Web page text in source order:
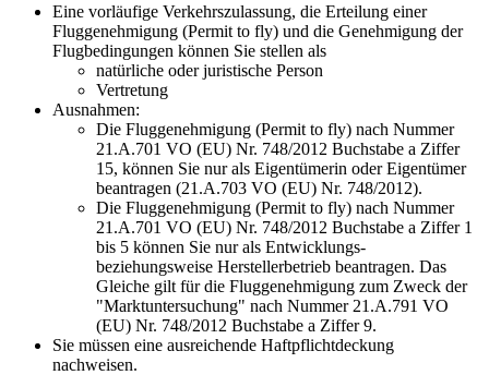
Eine vorläufige Verkehrszulassung, die Erteilung einer
Fluggenehmigung (Permit to fly) und die Genehmigung der
Flugbedingungen können Sie stellen als
natürliche oder juristische Person
Vertretung
Ausnahmen:
Die Fluggenehmigung (Permit to fly) nach Nummer
21.A.701 VO (EU) Nr. 748/2012 Buchstabe a Ziffer
15, können Sie nur als Eigentümerin oder Eigentümer
beantragen (21.A.703 VO (EU) Nr. 748/2012).
Die Fluggenehmigung (Permit to fly) nach Nummer
21.A.701 VO (EU) Nr. 748/2012 Buchstabe a Ziffer 1
bis 5 können Sie nur als Entwicklungs-
beziehungsweise Herstellerbetrieb beantragen. Das
Gleiche gilt für die Fluggenehmigung zum Zweck der
"Marktuntersuchung" nach Nummer 21.A.791 VO
(EU) Nr. 748/2012 Buchstabe a Ziffer 9.
Sie müssen eine ausreichende Haftpflichtdeckung
nachweisen.